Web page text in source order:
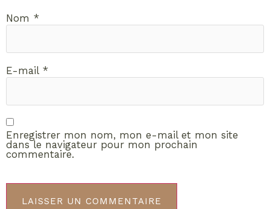
Nom *
E-mail *
Enregistrer mon nom, mon e-mail et mon site
dans le navigateur pour mon prochain
commentaire.